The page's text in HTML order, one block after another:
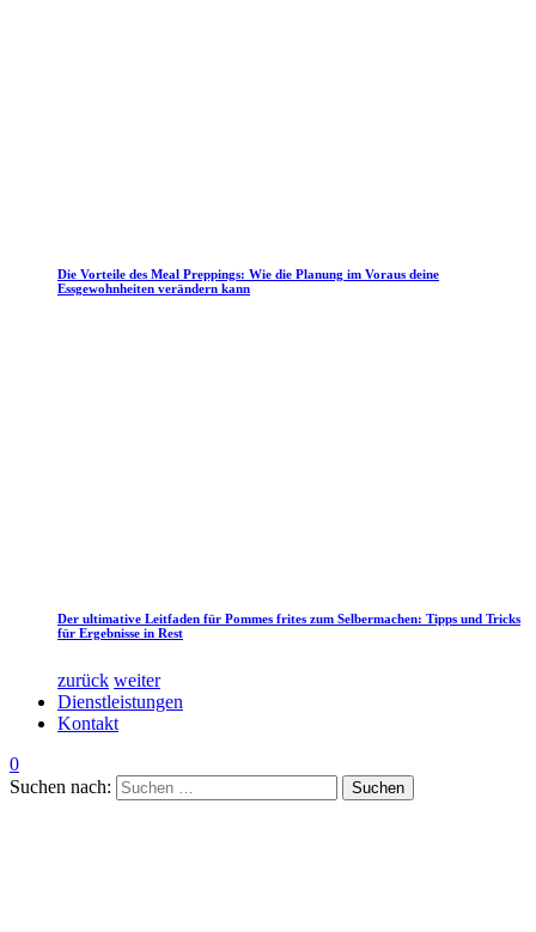
Die Vorteile des Meal Preppings: Wie die Planung im Voraus deine
Essgewohnheiten verändern kann
Der ultimative Leitfaden für Pommes frites zum Selbermachen: Tipps und Tricks
für Ergebnisse in Rest
zurück weiter
Dienstleistungen
Kontakt
0
Suchen nach: